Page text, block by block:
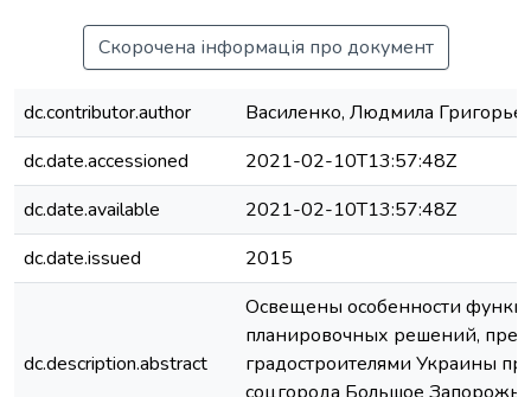
Скорочена інформація про документ
dc.contributor.author
Василенко, Людмила
dc.date.accessioned
2021-02-10T13:57:48Z
dc.date.available
2021-02-10T13:57:48Z
dc.date.issued
2015
dc.description.abstract
Освещены особенности
планировочных решений,
градостроителями Украины